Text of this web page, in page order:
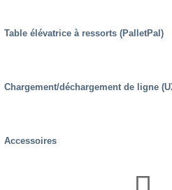
Table élévatrice à ressorts (PalletPal)
Chargement/déchargement de ligne
Accessoires